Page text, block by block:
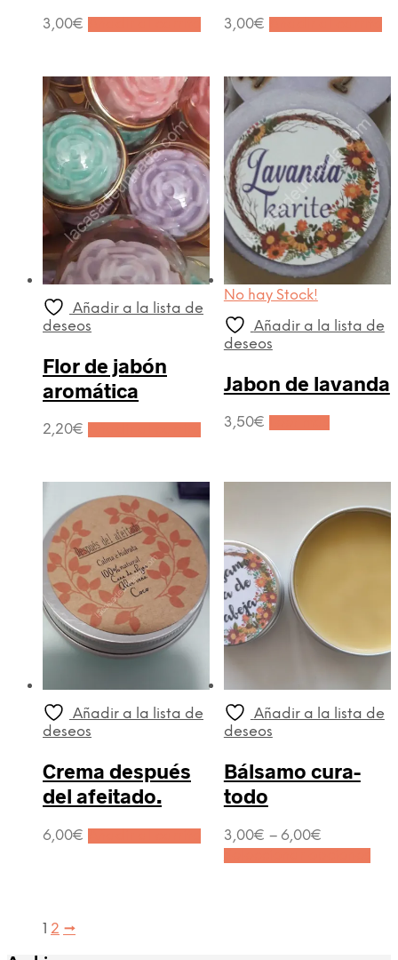
3,00€ 3,00€
Añadir a la lista de
deseos
Flor de jabón
aromática
2,20€
No hay Stock!
Añadir a la lista de
deseos
Jabon de lavanda
3,50€
Añadir a la lista de
deseos
Crema después
del afeitado.
6,00€
Añadir a la lista de
deseos
Bálsamo cura-
todo
3,00€ – 6,00€
Este
1 2 →